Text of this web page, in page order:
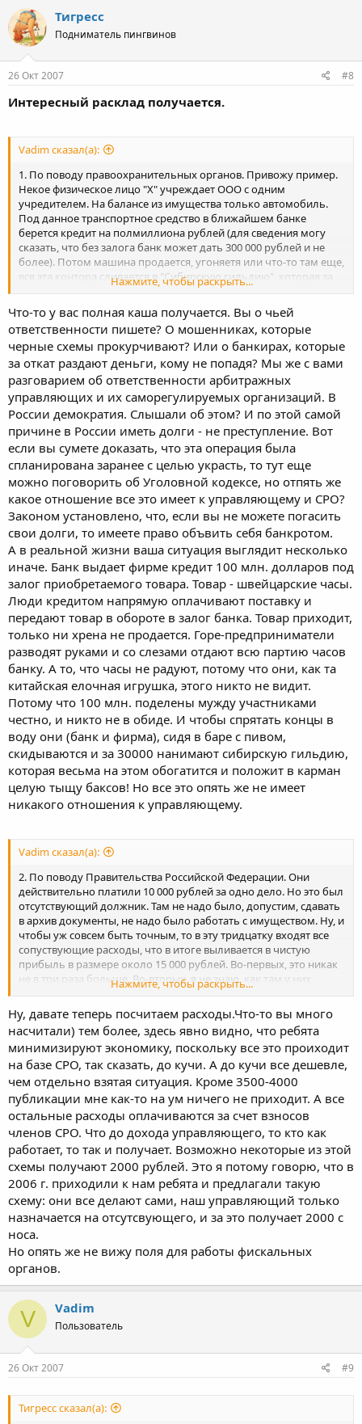
Тигресс
Подниматель пингвинов
26 Окт 2007 #8
Интересный расклад получается.
Vadim сказал(а):
1. По поводу правоохранительных органов. Привожу пример.
Некое физическое лицо "Х" учреждает ООО с одним
учредителем. На балансе из имущества только автомобиль.
Под данное транспортное средство в ближайшем банке
берется кредит на полмиллиона рублей (для сведения могу
сказать, что без залога банк может дать 300 000 рублей и не
более). Потом машина продается, угоняетя или что-то там еще,
вся эта контора сливается в "Сибирскую гильдию", которая за
тридцатку хоронит ООО. Таким образом, на руках у "Х" остается
470 000 рублей. И вы думаете, что банк в этой ситуации будет
молчать?
Нажмите, чтобы раскрыть...
Что-то у вас полная каша получается. Вы о чьей
ответственности пишете? О мошенниках, которые
черные схемы прокурчивают? Или о банкирах, которые
за откат раздают деньги, кому не попадя? Мы же с вами
разговарием об ответственности арбитражных
управляющих и их саморегулируемых организаций. В
России демократия. Слышали об этом? И по этой самой
причине в России иметь долги - не преступление. Вот
если вы сумете доказать, что эта операция была
спланирована заранее с целью украсть, то тут еще
можно поговорить об Уголовной кодексе, но отпять же
какое отношение все это имеет к управляющему и СРО?
Законом установлено, что, если вы не можете погасить
свои долги, то имеете право объвить себя банкротом.
А в реальной жизни ваша ситуация выглядит несколько
иначе. Банк выдает фирме кредит 100 млн. долларов под
залог приобретаемого товара. Товар - швейцарские часы.
Люди кредитом напрямую оплачивают поставку и
передают товар в обороте в залог банка. Товар приходит,
только ни хрена не продается. Горе-предприниматели
разводят руками и со слезами отдают всю партию часов
банку. А то, что часы не радуют, потому что они, как та
китайская елочная игрушка, этого никто не видит.
Потому что 100 млн. поделены мужду участниками
честно, и никто не в обиде. И чтобы спрятать концы в
воду они (банк и фирма), сидя в баре с пивом,
скидываются и за 30000 нанимают сибирскую гильдию,
которая весьма на этом обогатится и положит в карман
целую тыщу баксов! Но все это опять же не имеет
никакого отношения к управляющему.
Vadim сказал(а):
2. По поводу Правительства Российской Федерации. Они
действительно платили 10 000 рублей за одно дело. Но это был
отсутствующий должник. Там не надо было, допустим, сдавать
в архив документы, не надо было работать с имуществом. Ну, и
чтобы уж совсем быть точным, то в эту тридцатку входят все
сопуствующие расходы, что в итоге выливается в чистую
прибыль в размере около 15 000 рублей. Во-первых, это никак
не в три раза больше. Во-вторых, я не знаю, как там у них
внутри в гильдии построены отношения, но можно
предположить, что управляющему их этих денег достается не
больше 10.
Нажмите, чтобы раскрыть...
Ну, давате теперь посчитаем расходы.Что-то вы много
насчитали) тем более, здесь явно видно, что ребята
минимизируют экономику, поскольку все это проиходит
на базе СРО, так сказать, до кучи. А до кучи все дешевле,
чем отдельно взятая ситуация. Кроме 3500-4000
публикации мне как-то на ум ничего не приходит. А все
остальные расходы оплачиваются за счет взносов
членов СРО. Что до дохода управляющего, то кто как
работает, то так и получает. Возможно некоторые из этой
схемы получают 2000 рублей. Это я потому говорю, что в
2006 г. приходили к нам ребята и предлагали такую
схему: они все делают сами, наш управляющий только
назначается на отсутсвующего, и за это получает 2000 с
носа.
Но опять же не вижу поля для работы фискальных
органов.
V Vadim
Пользователь
26 Окт 2007 #9
Тигресс сказал(а):